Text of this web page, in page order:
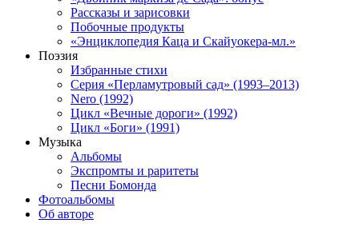
Рассказы и зарисовки
Побочные продукты
«Энциклопедия Каца и Скайуокера-мл.»
Поэзия
Избранные стихи
Серия «Перламутровый сад» (1993–2013)
Nero (1992)
Цикл «Вечные дороги» (1992)
Цикл «Боги» (1991)
Музыка
Альбомы
Экспромты и раритеты
Песни Бомонда
Фотоальбомы
Об авторе